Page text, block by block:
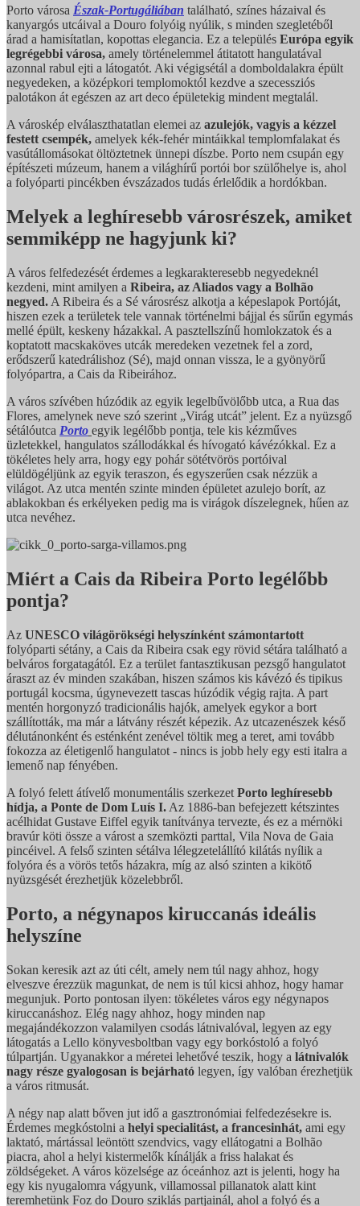
Porto városa Észak-Portugáliában található, színes házaival és
kanyargós utcáival a Douro folyóig nyúlik, s minden szegletéből
árad a hamisítatlan, kopottas elegancia. Ez a település Európa egyik
legrégebbi városa, amely történelemmel átitatott hangulatával
azonnal rabul ejti a látogatót. Aki végigsétál a domboldalakra épült
negyedeken, a középkori templomoktól kezdve a szecessziós
palotákon át egészen az art deco épületekig mindent megtalál.
A városkép elválaszthatatlan elemei az azulejók, vagyis a kézzel
festett csempék, amelyek kék-fehér mintáikkal templomfalakat és
vasútállomásokat öltöztetnek ünnepi díszbe. Porto nem csupán egy
építészeti múzeum, hanem a világhírű portói bor szülőhelye is, ahol
a folyóparti pincékben évszázados tudás érlelődik a hordókban.
Melyek a leghíresebb városrészek, amiket
semmiképp ne hagyjunk ki?
A város felfedezését érdemes a legkarakteresebb negyedeknél
kezdeni, mint amilyen a Ribeira, az Aliados vagy a Bolhão
negyed. A Ribeira és a Sé városrész alkotja a képeslapok Portóját,
hiszen ezek a területek tele vannak történelmi bájjal és sűrűn egymás
mellé épült, keskeny házakkal. A pasztellszínű homlokzatok és a
koptatott macskaköves utcák meredeken vezetnek fel a zord,
erődszerű katedrálishoz (Sé), majd onnan vissza, le a gyönyörű
folyópartra, a Cais da Ribeirához.
A város szívében húzódik az egyik legelbűvölőbb utca, a Rua das
Flores, amelynek neve szó szerint „Virág utcát” jelent. Ez a nyüzsgő
sétálóutca Porto egyik legélőbb pontja, tele kis kézműves
üzletekkel, hangulatos szállodákkal és hívogató kávézókkal. Ez a
tökéletes hely arra, hogy egy pohár sötétvörös portóival
elüldögéljünk az egyik teraszon, és egyszerűen csak nézzük a
világot. Az utca mentén szinte minden épületet azulejo borít, az
ablakokban és erkélyeken pedig ma is virágok díszelegnek, hűen az
utca nevéhez.
Miért a Cais da Ribeira Porto legélőbb
pontja?
Az UNESCO világörökségi helyszínként számontartott
folyóparti sétány, a Cais da Ribeira csak egy rövid sétára található a
belváros forgatagától. Ez a terület fantasztikusan pezsgő hangulatot
áraszt az év minden szakában, hiszen számos kis kávézó és tipikus
portugál kocsma, úgynevezett tascas húzódik végig rajta. A part
mentén horgonyzó tradicionális hajók, amelyek egykor a bort
szállították, ma már a látvány részét képezik. Az utcazenészek késő
délutánonként és esténként zenével töltik meg a teret, ami tovább
fokozza az életigenlő hangulatot - nincs is jobb hely egy esti italra a
lemenő nap fényében.
A folyó felett átívelő monumentális szerkezet Porto leghíresebb
hídja, a Ponte de Dom Luís I. Az 1886-ban befejezett kétszintes
acélhidat Gustave Eiffel egyik tanítványa tervezte, és ez a mérnöki
bravúr köti össze a várost a szemközti parttal, Vila Nova de Gaia
pincéivel. A felső szinten sétálva lélegzetelállító kilátás nyílik a
folyóra és a vörös tetős házakra, míg az alsó szinten a kikötő
nyüzsgését érezhetjük közelebbről.
Porto, a négynapos kiruccanás ideális
helyszíne
Sokan keresik azt az úti célt, amely nem túl nagy ahhoz, hogy
elveszve érezzük magunkat, de nem is túl kicsi ahhoz, hogy hamar
megunjuk. Porto pontosan ilyen: tökéletes város egy négynapos
kiruccanáshoz. Elég nagy ahhoz, hogy minden nap
megajándékozzon valamilyen csodás látnivalóval, legyen az egy
látogatás a Lello könyvesboltban vagy egy borkóstoló a folyó
túlpartján. Ugyanakkor a méretei lehetővé teszik, hogy a látnivalók
nagy része gyalogosan is bejárható legyen, így valóban érezhetjük
a város ritmusát.
A négy nap alatt bőven jut idő a gasztronómiai felfedezésekre is.
Érdemes megkóstolni a helyi specialitást, a francesinhát, ami egy
laktató, mártással leöntött szendvics, vagy ellátogatni a Bolhão
piacra, ahol a helyi kistermelők kínálják a friss halakat és
zöldségeket. A város közelsége az óceánhoz azt is jelenti, hogy ha
egy kis nyugalomra vágyunk, villamossal pillanatok alatt kint
teremhetünk Foz do Douro sziklás partjainál, ahol a folyó és a